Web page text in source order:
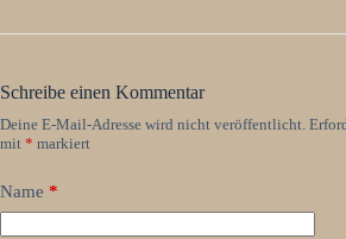
Schreibe einen Kommentar
Deine E-Mail-Adresse wird nicht veröffentlicht.
mit * markiert
Name *